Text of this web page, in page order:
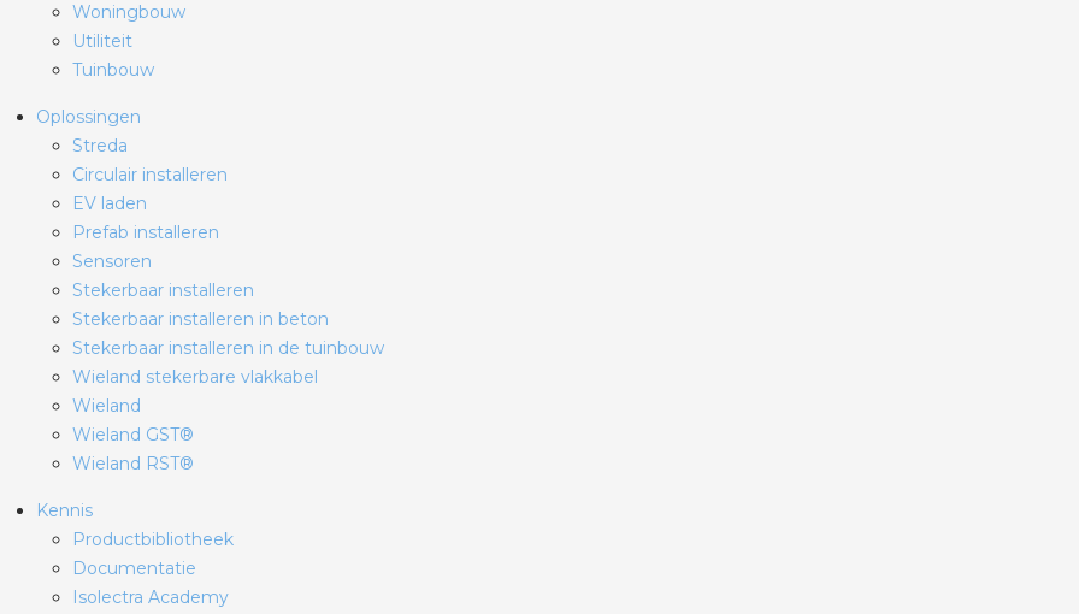
Woningbouw
Utiliteit
Tuinbouw
Oplossingen
Streda
Circulair installeren
EV laden
Prefab installeren
Sensoren
Stekerbaar installeren
Stekerbaar installeren in beton
Stekerbaar installeren in de tuinbouw
Wieland stekerbare vlakkabel
Wieland
Wieland GST®
Wieland RST®
Kennis
Productbibliotheek
Documentatie
Isolectra Academy